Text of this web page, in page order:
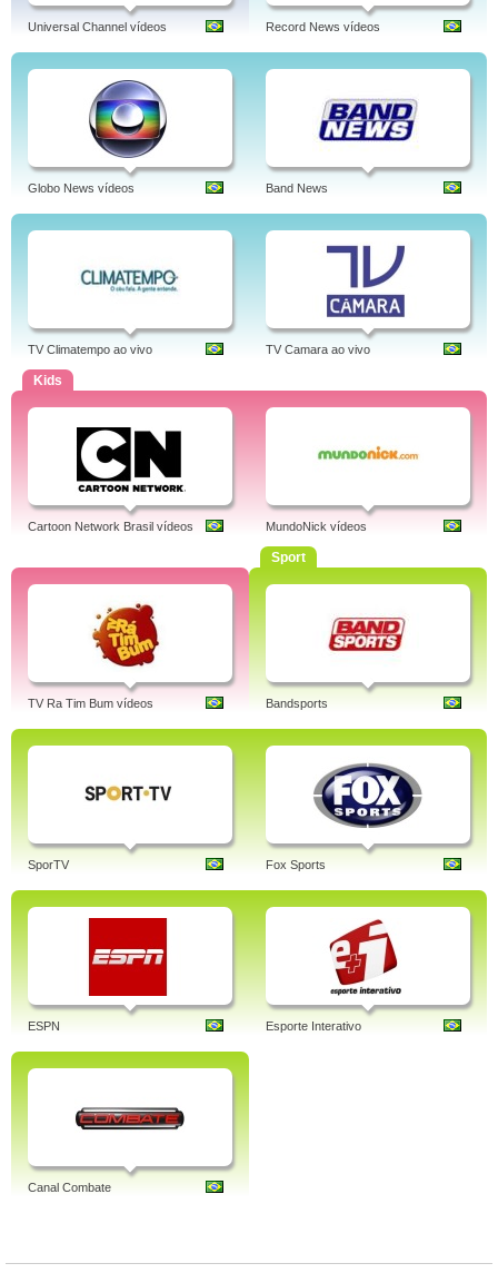
Universal Channel vídeos Record News vídeos
Globo News vídeos Band News
TV Climatempo ao vivo TV Camara ao vivo
Kids
Cartoon Network Brasil vídeos MundoNick vídeos
TV Ra Tim Bum vídeos
Sport
Bandsports
SporTV Fox Sports
ESPN Esporte Interativo
Canal Combate